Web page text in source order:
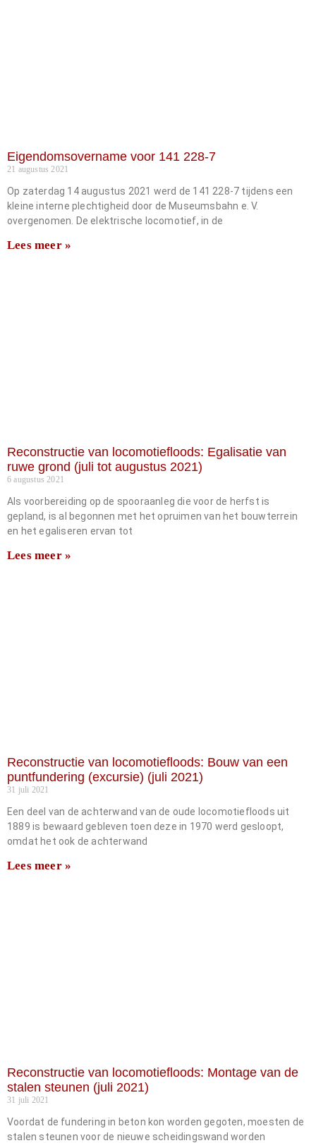
Eigendomsovername voor 141 228-7
21 augustus 2021
Op zaterdag 14 augustus 2021 werd de 141 228-7 tijdens een
kleine interne plechtigheid door de Museumsbahn e. V.
overgenomen. De elektrische locomotief, in de
Lees meer »
Reconstructie van locomotiefloods: Egalisatie van
ruwe grond (juli tot augustus 2021)
6 augustus 2021
Als voorbereiding op de spooraanleg die voor de herfst is
gepland, is al begonnen met het opruimen van het bouwterrein
en het egaliseren ervan tot
Lees meer »
Reconstructie van locomotiefloods: Bouw van een
puntfundering (excursie) (juli 2021)
31 juli 2021
Een deel van de achterwand van de oude locomotiefloods uit
1889 is bewaard gebleven toen deze in 1970 werd gesloopt,
omdat het ook de achterwand
Lees meer »
Reconstructie van locomotiefloods: Montage van de
stalen steunen (juli 2021)
31 juli 2021
Voordat de fundering in beton kon worden gegoten, moesten de
stalen steunen voor de nieuwe scheidingswand worden